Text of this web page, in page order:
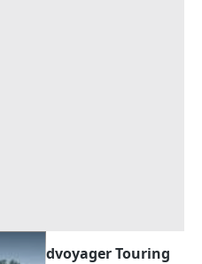
Grandvoyager Touring